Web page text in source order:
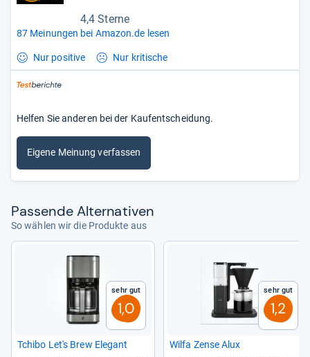
4,4 Sterne
87 Meinungen bei Amazon.de lesen
Nur positive Nur kritische
Helfen Sie anderen bei der Kaufentscheidung.
Eigene Meinung verfassen
Pas­sende Alter­na­ti­ven
So wählen wir die Produkte aus
Sehr gut
1,0
Tchibo Let's Brew Ele­gant
Sehr gut
1,2
Wilfa Zense Alux